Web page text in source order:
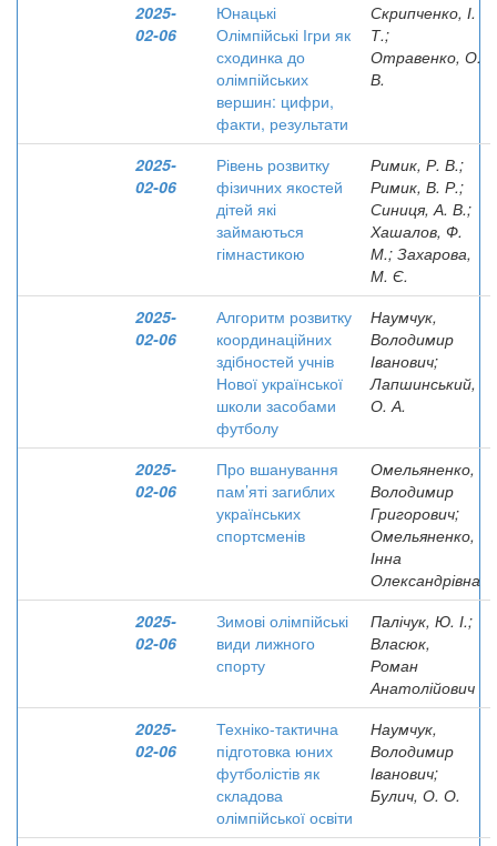
2025-
02-06
Юнацькі
Олімпійські Ігри як
сходинка до
олімпійських
вершин: цифри,
факти, результати
Скрипченко, І.
Т.;
Отравенко, О.
В.
2025-
02-06
Рівень розвитку
фізичних якостей
дітей які
займаються
гімнастикою
Римик, Р. В.;
Римик, В. Р.;
Синиця, А. В.;
Хашалов, Ф.
М.; Захарова,
М. Є.
2025-
02-06
Алгоритм розвитку
координаційних
здібностей учнів
Нової української
школи засобами
футболу
Наумчук,
Володимир
Іванович;
Лапшинський,
О. А.
2025-
02-06
Про вшанування
пам’яті загиблих
українських
спортсменів
Омельяненко,
Володимир
Григорович;
Омельяненко,
Інна
Олександрівна
2025-
02-06
Зимові олімпійські
види лижного
спорту
Палічук, Ю. І.;
Власюк,
Роман
Анатолійович
2025-
02-06
Техніко-тактична
підготовка юних
футболістів як
складова
олімпійської освіти
Наумчук,
Володимир
Іванович;
Булич, О. О.